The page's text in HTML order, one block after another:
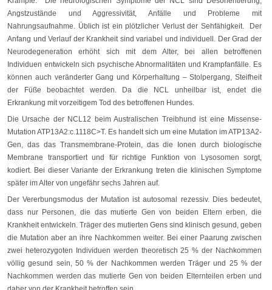
Angstzustände und Aggressivität, Anfälle und Probleme mit
Nahrungsaufnahme. Üblich ist ein plötzlicher Verlust der Sehfähigkeit. Der
Anfang und Verlauf der Krankheit sind variabel und individuell. Der Grad der
Neurodegeneration erhöht sich mit dem Alter, bei allen betroffenen
Individuen entwickeln sich psychische Abnormalitäten und Krampfanfälle. Es
können auch veränderter Gang und Körperhaltung – Stolpergang, Steifheit
der Füße beobachtet werden. Da die NCL unheilbar ist, endet die
Erkrankung mit vorzeitigem Tod des betroffenen Hundes.
Die Ursache der NCL12 beim Australischen Treibhund ist eine Missense-
Mutation ATP13A2:c.1118C>T. Es handelt sich um eine Mutation im ATP13A2-
Gen, das das Transmembrane-Protein, das die Ionen durch biologische
Membrane transportiert und für richtige Funktion von Lysosomen sorgt,
kodiert. Bei dieser Variante der Erkrankung treten die klinischen Symptome
später im Alter von ungefähr sechs Jahren auf.
Der Vererbungsmodus der Mutation ist autosomal rezessiv. Dies bedeutet,
dass nur Personen, die das mutierte Gen von beiden Eltern erben, die
Krankheit entwickeln. Träger des mutierten Gens sind klinisch gesund, geben
die Mutation aber an ihre Nachkommen weiter. Bei einer Paarung zwischen
zwei heterozygoten Individuen werden theoretisch 25 % der Nachkommen
völlig gesund sein, 50 % der Nachkommen werden Träger und 25 % der
Nachkommen werden das mutierte Gen von beiden Elternteilen erben und